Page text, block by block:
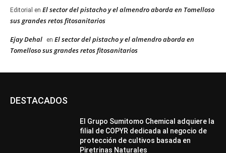
Editorial en El sector del pistacho y el almendro aborda en Tomelloso
sus grandes retos fitosanitarios
Ejay Dehal en El sector del pistacho y el almendro aborda en
Tomelloso sus grandes retos fitosanitarios
DESTACADOS
El Grupo Sumitomo Chemical adquiere la
filial de COPYR dedicada al negocio de
protección de cultivos basada en
Piretrinas Naturales